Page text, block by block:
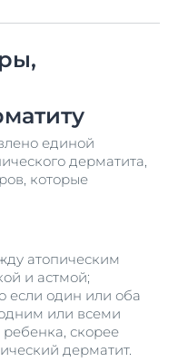
единой
дерматита,
которые
атопическим
и астмой;
если один или оба
или всеми
скорее
дерматит.